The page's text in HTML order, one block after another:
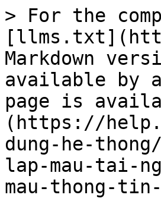
> For the
Markdown
available by
page is
(https://
dung-he-
lap-mau-tai-
mau-thong-